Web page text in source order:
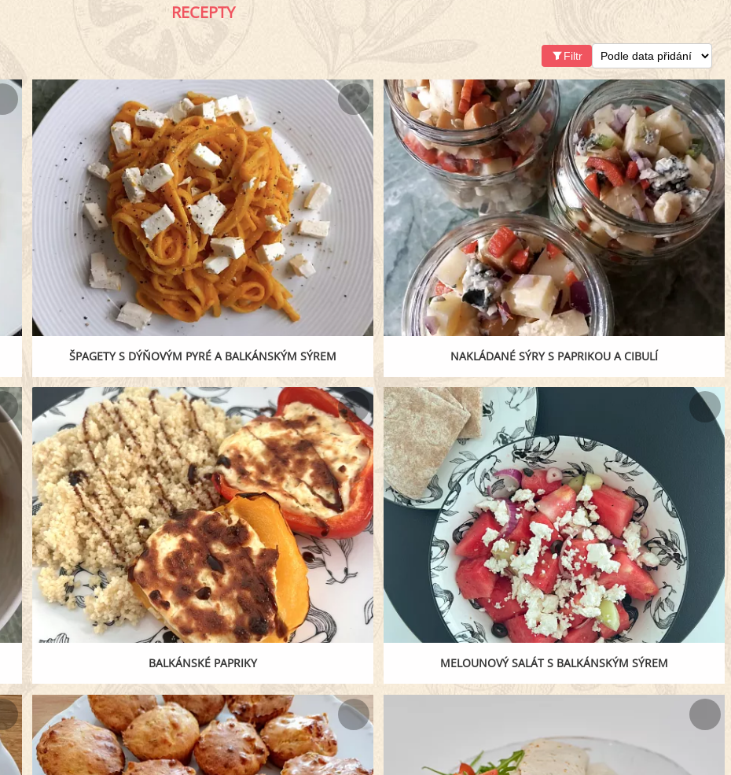
RECEPTY
Filtr
ŠPAGETY S DÝŇOVÝM PYRÉ A BALKÁNSKÝM SÝREM NAKLÁDANÉ SÝRY S PAPRIKOU A CIBULÍ
BALKÁNSKÉ PAPRIKY MELOUNOVÝ SALÁT S BALKÁNSKÝM SÝREM